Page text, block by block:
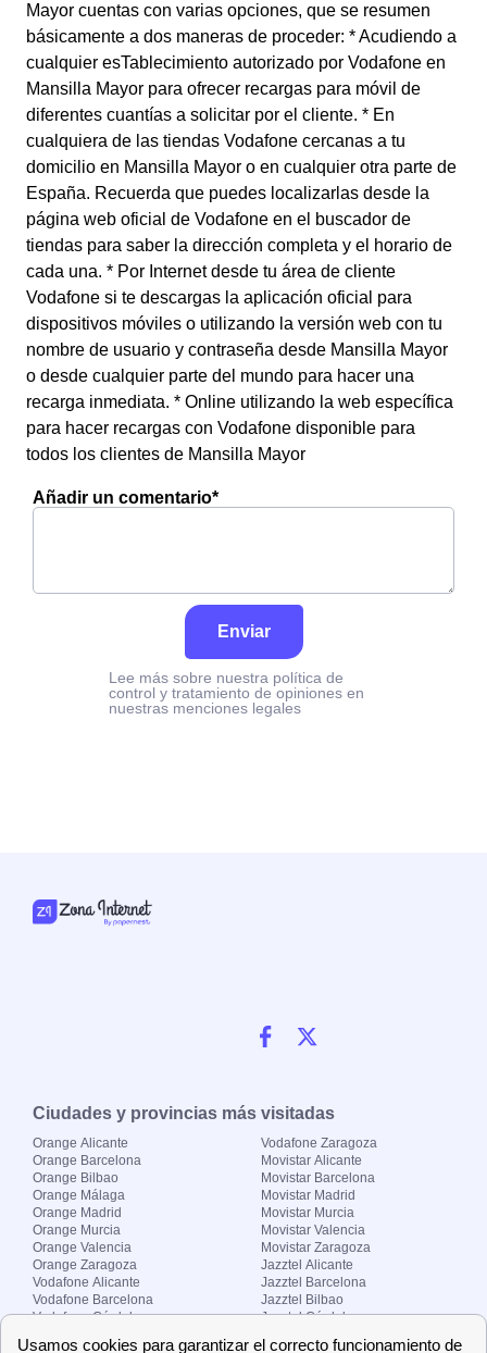
Mayor cuentas con varias opciones, que se resumen
básicamente a dos maneras de proceder: * Acudiendo a
cualquier esTablecimiento autorizado por Vodafone en
Mansilla Mayor para ofrecer recargas para móvil de
diferentes cuantías a solicitar por el cliente. * En
cualquiera de las tiendas Vodafone cercanas a tu
domicilio en Mansilla Mayor o en cualquier otra parte de
España. Recuerda que puedes localizarlas desde la
página web oficial de Vodafone en el buscador de
tiendas para saber la dirección completa y el horario de
cada una. * Por Internet desde tu área de cliente
Vodafone si te descargas la aplicación oficial para
dispositivos móviles o utilizando la versión web con tu
nombre de usuario y contraseña desde Mansilla Mayor
o desde cualquier parte del mundo para hacer una
recarga inmediata. * Online utilizando la web específica
para hacer recargas con Vodafone disponible para
todos los clientes de Mansilla Mayor
Añadir un comentario*
Enviar
Lee más sobre nuestra política de
control y tratamiento de opiniones en
nuestras menciones legales
Ciudades y provincias más visitadas
Orange Alicante
Orange Barcelona
Orange Bilbao
Orange Málaga
Orange Madrid
Orange Murcia
Orange Valencia
Orange Zaragoza
Vodafone Alicante
Vodafone Barcelona
Vodafone Córdoba
Vodafone Zaragoza
Movistar Alicante
Movistar Barcelona
Movistar Madrid
Movistar Murcia
Movistar Valencia
Movistar Zaragoza
Jazztel Alicante
Jazztel Barcelona
Jazztel Bilbao
Jazztel Córdoba